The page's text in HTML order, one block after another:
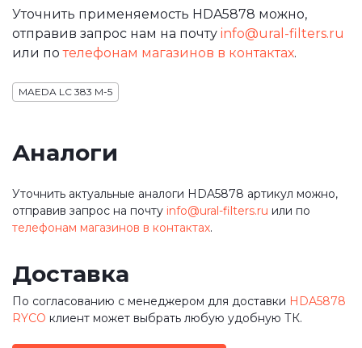
Уточнить применяемость HDA5878 можно,
отправив запрос нам на почту info@ural-filters.ru
или потелефонам магазинов в контактах.
MAEDA LC 383 M-5
Аналоги
Уточнить актуальные аналоги HDA5878 артикул можно,
отправив запрос на почту info@ural-filters.ru или по
телефонам магазинов в контактах.
Доставка
По согласованию с менеджером для доставки HDA5878
RYCO клиент может выбрать любую удобную ТК.